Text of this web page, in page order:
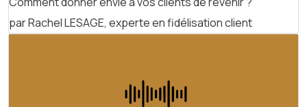
par Rachel LESAGE, experte en fidélisation client